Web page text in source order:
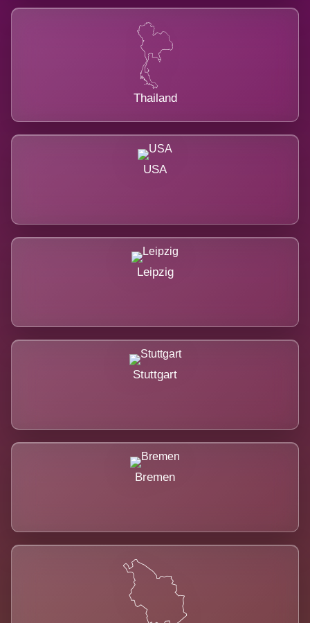
Thailand
USA
Leipzig
Stuttgart
Bremen